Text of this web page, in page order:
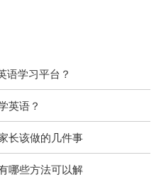
语学习平台？
英语？
长该做的几件事
哪些方法可以解